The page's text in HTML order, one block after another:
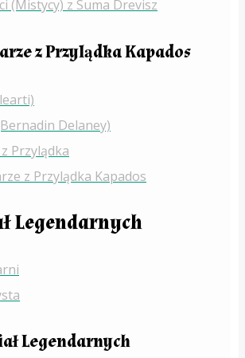
(Mistycy) z Suma Drevisz
z Przylądka Kapados
Delaney)
Przylądka
z Przylądka Kapados
Legendarnych
Legendarnych